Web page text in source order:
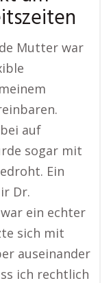
Mutter war
auf
sogar mit
Ein
Dr.
ein echter
sich mit
auseinander
ich rechtlich